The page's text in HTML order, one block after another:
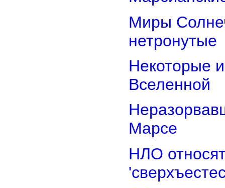
Миры
нетронутые
Некоторые
Вселенной
Марсе
НЛО